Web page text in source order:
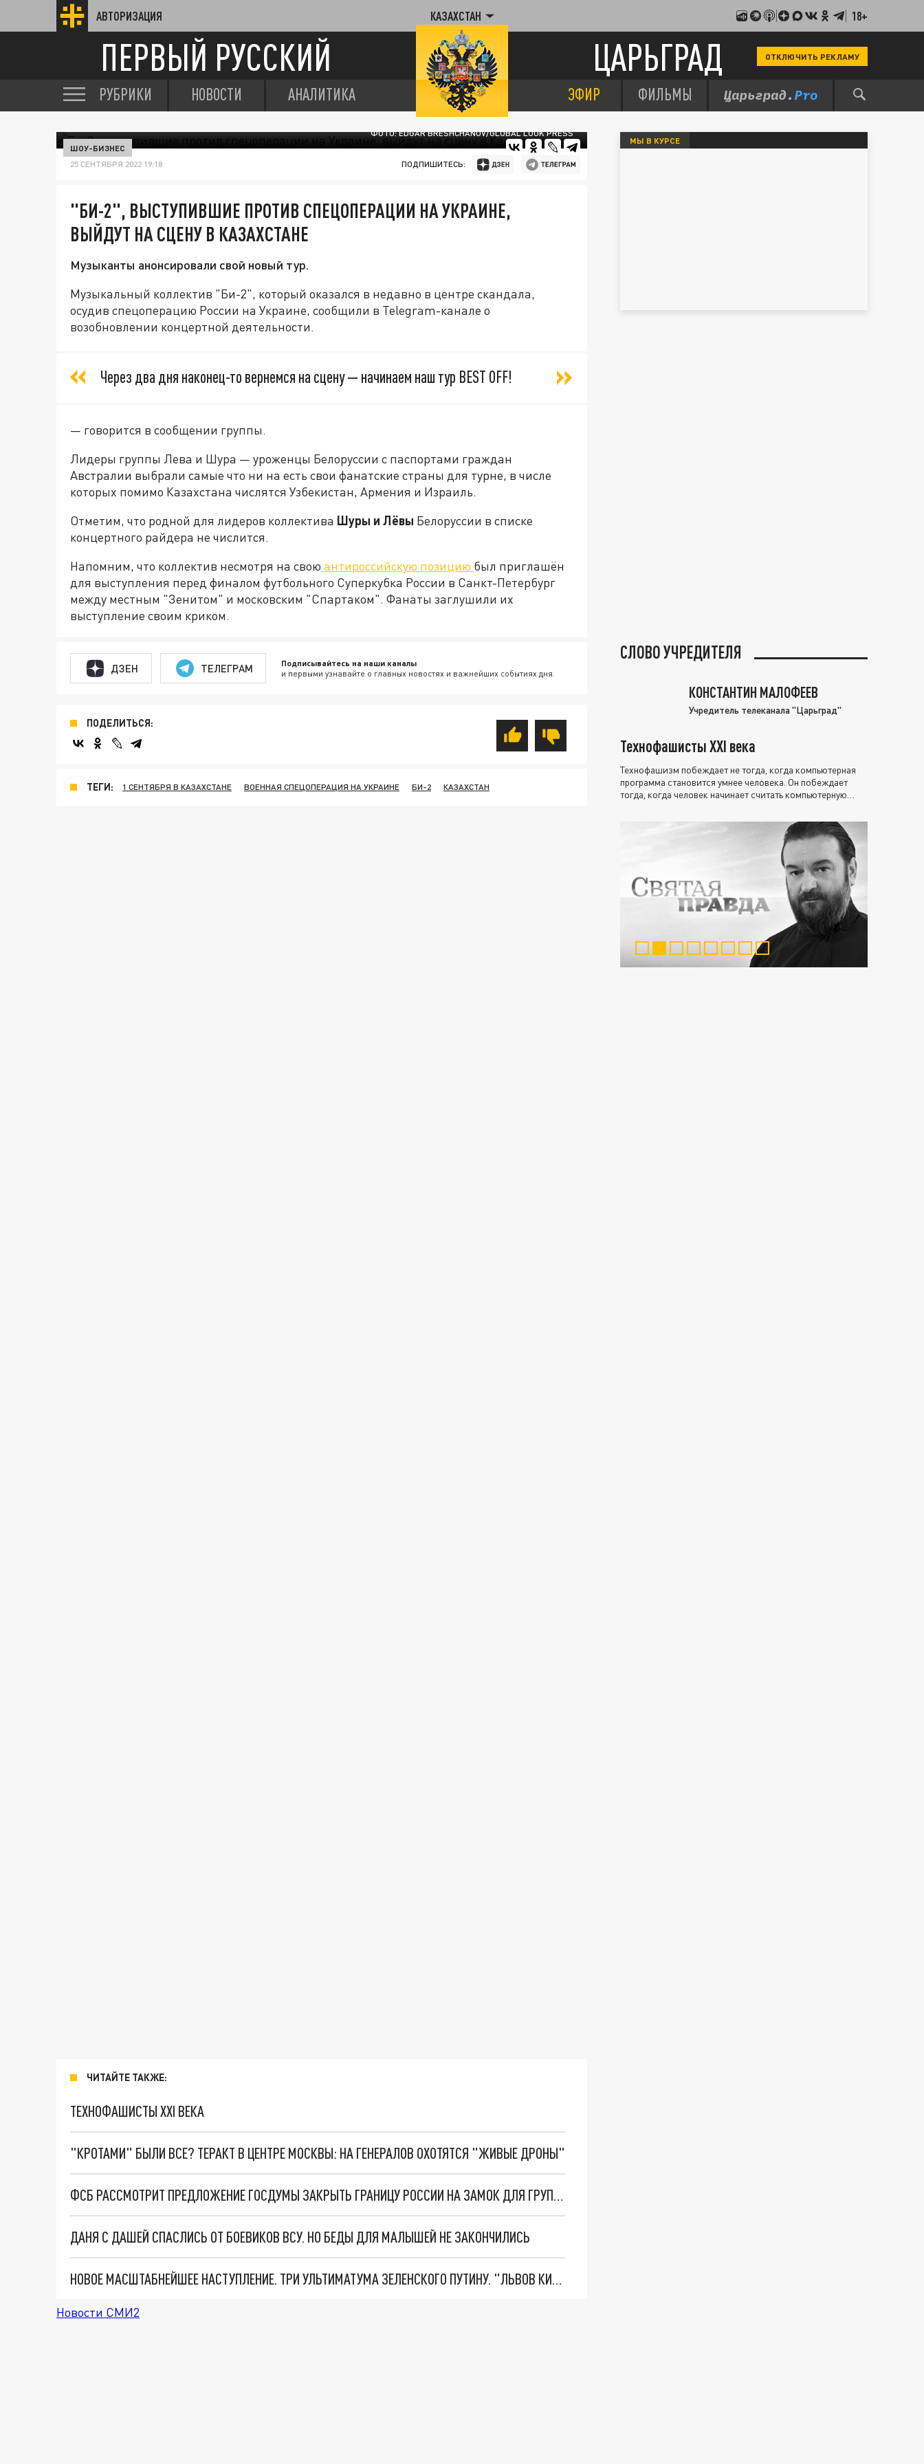
АВТОРИЗАЦИЯ КАЗАХСТАН 18+
ПЕРВЫЙ РУССКИЙ ЦАРЬГРАД ОТКЛЮЧИТЬ РЕКЛАМУ
РУБРИКИ НОВОСТИ АНАЛИТИКА ЭФИР ФИЛЬМЫ
ФОТО: EDGAR BRESHCHANOV/GLOBAL LOOK PRESS
ШОУ-БИЗНЕС
25 СЕНТЯБРЯ 2022 19:18 ПОДПИШИТЕСЬ:
"БИ-2", ВЫСТУПИВШИЕ ПРОТИВ СПЕЦОПЕРАЦИИ НА УКРАИНЕ,
ВЫЙДУТ НА СЦЕНУ В КАЗАХСТАНЕ
Музыканты анонсировали свой новый тур.
Музыкальный коллектив "Би-2", который оказался в недавно в центре скандала,
осудив спецоперацию России на Украине, сообщили в Telegram-канале о
возобновлении концертной деятельности.
Через два дня наконец-то вернемся на сцену — начинаем наш тур BEST OFF!
— говорится в сообщении группы.
Лидеры группы Лева и Шура — уроженцы Белоруссии с паспортами граждан
Австралии выбрали самые что ни на есть свои фанатские страны для турне, в числе
которых помимо Казахстана числятся Узбекистан, Армения и Израиль.
Отметим, что родной для лидеров коллектива Шуры и Лёвы Белоруссии в списке
концертного райдера не числится.
Напомним, что коллектив несмотря на свою антироссийскую позицию был приглашён
для выступления перед финалом футбольного Суперкубка России в Санкт-Петербург
между местным "Зенитом" и московским "Спартаком". Фанаты заглушили их
выступление своим криком.
ДЗЕН ТЕЛЕГРАМ Подписывайтесь на наши каналы
и первыми узнавайте о главных новостях и важнейших событиях дня.
ПОДЕЛИТЬСЯ:
ТЕГИ: 1 СЕНТЯБРЯ В КАЗАХСТАНЕ ВОЕННАЯ СПЕЦОПЕРАЦИЯ НА УКРАИНЕ БИ-2 КАЗАХСТАН
ЧИТАЙТЕ ТАКЖЕ:
ТЕХНОФАШИСТЫ XXI ВЕКА
"КРОТАМИ" БЫЛИ ВСЕ? ТЕРАКТ В ЦЕНТРЕ МОСКВЫ: НА ГЕНЕРАЛОВ ОХОТЯТСЯ "ЖИВЫЕ ДРОНЫ"
ФСБ РАССМОТРИТ ПРЕДЛОЖЕНИЕ ГОСДУМЫ ЗАКРЫТЬ ГРАНИЦУ РОССИИ НА ЗАМОК ДЛЯ ГРУППЫ "БИ-2"
ДАНЯ С ДАШЕЙ СПАСЛИСЬ ОТ БОЕВИКОВ ВСУ. НО БЕДЫ ДЛЯ МАЛЫШЕЙ НЕ ЗАКОНЧИЛИСЬ
НОВОЕ МАСШТАБНЕЙШЕЕ НАСТУПЛЕНИЕ. ТРИ УЛЬТИМАТУМА ЗЕЛЕНСКОГО ПУТИНУ. "ЛЬВОВ КИМА" ПОСТАВЯТ НА ПВО? ГЛОБАЛЬНЫЙ ПРОРЫВ ПОД ЗАПОРОЖЬЕМ
Новости СМИ2
МЫ В КУРСЕ
СЛОВО УЧРЕДИТЕЛЯ
КОНСТАНТИН МАЛОФЕЕВ
Учредитель телеканала "Царьград"
Технофашисты XXI века
Технофашизм побеждает не тогда, когда компьютерная
программа становится умнее человека. Он побеждает
тогда, когда человек начинает считать компьютерную